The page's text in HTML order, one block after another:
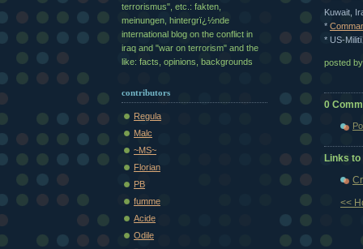
Kuwait,
*
* US-
posted
0
Links
<<
terrorismus", etc.: fakten,
meinungen, hintergrï¿½nde
international blog on the conflict in
iraq and "war on terrorism" and the
like: facts, opinions, backgrounds
contributors
Regula
Malc
~MS~
Florian
PB
fumme
Acide
Odile